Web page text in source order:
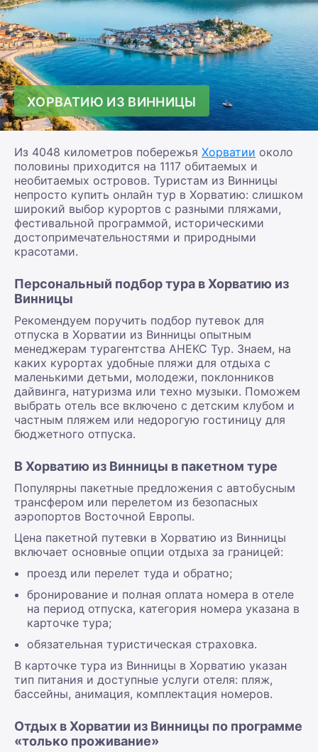
ХОРВАТИЮ ИЗ ВИННИЦЫ
Из 4048 километров побережья Хорватии около
половины приходится на 1117 обитаемых и
необитаемых островов. Туристам из Винницы
непросто купить онлайн тур в Хорватию: слишком
широкий выбор курортов с разными пляжами,
фестивальной программой, историческими
достопримечательностями и природными
красотами.
Персональный подбор тура в Хорватию из
Винницы
Рекомендуем поручить подбор путевок для
отпуска в Хорватии из Винницы опытным
менеджерам турагентства АНЕКС Тур. Знаем, на
каких курортах удобные пляжи для отдыха с
маленькими детьми, молодежи, поклонников
дайвинга, натуризма или техно музыки. Поможем
выбрать отель все включено с детским клубом и
частным пляжем или недорогую гостиницу для
бюджетного отпуска.
В Хорватию из Винницы в пакетном туре
Популярны пакетные предложения с автобусным
трансфером или перелетом из безопасных
аэропортов Восточной Европы.
Цена пакетной путевки в Хорватию из Винницы
включает основные опции отдыха за границей:
проезд или перелет туда и обратно;
бронирование и полная оплата номера в отеле
на период отпуска, категория номера указана в
карточке тура;
обязательная туристическая страховка.
В карточке тура из Винницы в Хорватию указан
тип питания и доступные услуги отеля: пляж,
бассейны, анимация, комплектация номеров.
Отдых в Хорватии из Винницы по программе
«только проживание»